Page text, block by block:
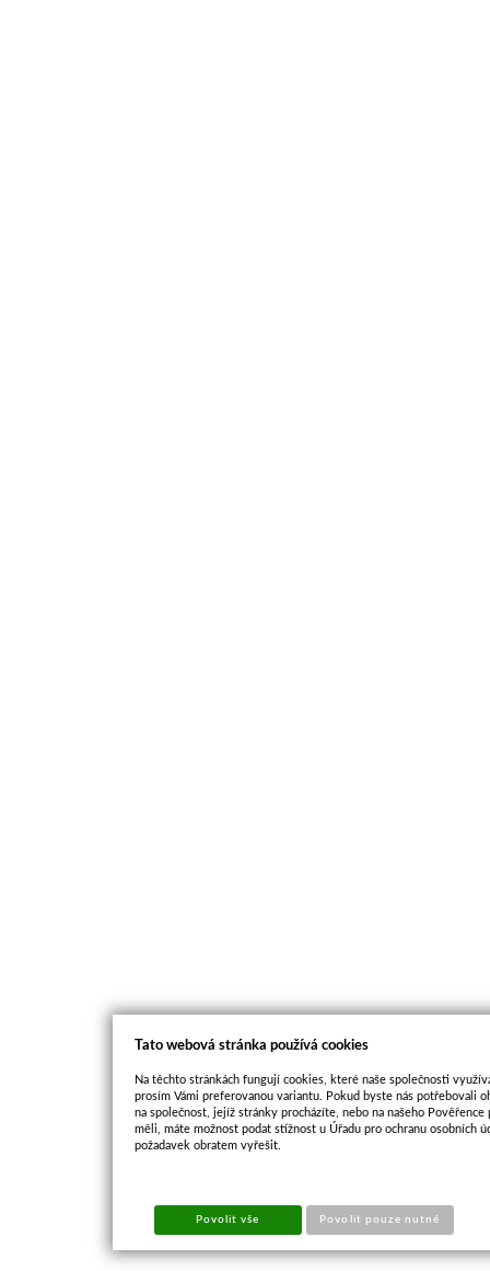
Tato webová stránka používá cookies
Na těchto stránkách fungují cookies, které naše společnosti
prosím Vámi preferovanou variantu. Pokud byste nás potřebovali
na společnost, jejíž stránky procházíte, nebo na našeho
měli, máte možnost podat stížnost u Úřadu pro ochranu osobních
požadavek obratem vyřešit.
Povolit vše Povolit pouze nutné